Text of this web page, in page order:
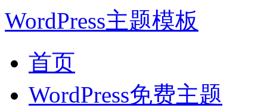
WordPress主题模板
首页
WordPress免费主题